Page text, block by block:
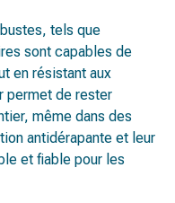
tels que
sont capables de
en résistant aux
permet de rester
même dans des
antidérapante et leur
et fiable pour les